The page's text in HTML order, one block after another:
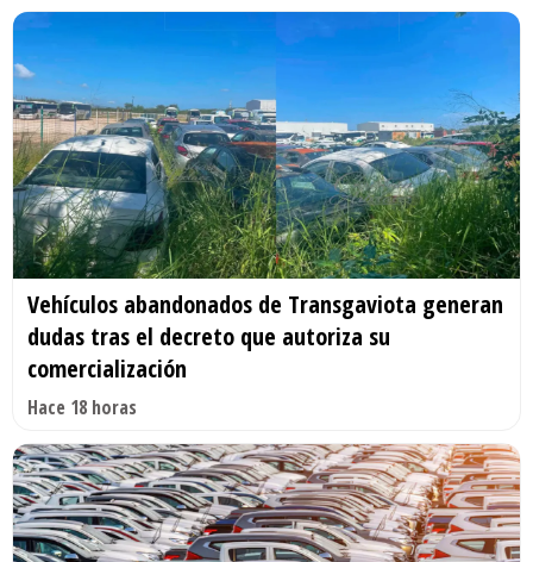
Vehículos abandonados de Transgaviota generan
dudas tras el decreto que autoriza su
comercialización
Hace 18 horas